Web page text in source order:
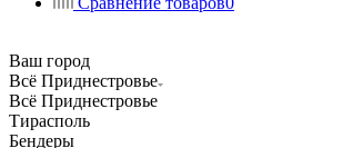
Ваш город
Всё Приднестровье
Всё Приднестровье
Тирасполь
Бендеры